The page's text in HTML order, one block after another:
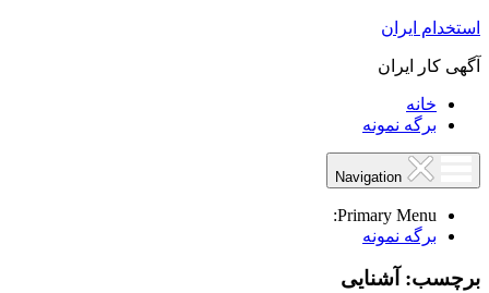
استخدام ایران
آگهی کار ایران
خانه
برگه نمونه
Primary Menu:
برگه نمونه
برچسب: آشنایی